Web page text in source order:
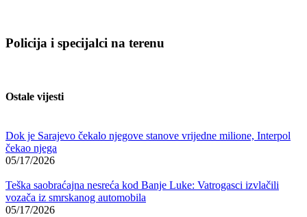
Policija i specijalci na terenu
Ostale vijesti
Dok je Sarajevo čekalo njegove stanove vrijedne milione, Interpol
čekao njega
05/17/2026
Teška saobraćajna nesreća kod Banje Luke: Vatrogasci izvlačili
vozača iz smrskanog automobila
05/17/2026